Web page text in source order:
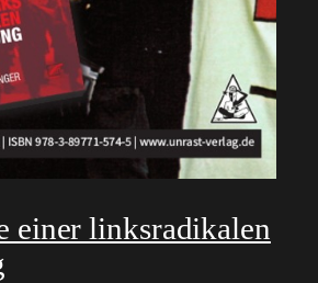
einer linksradikalen